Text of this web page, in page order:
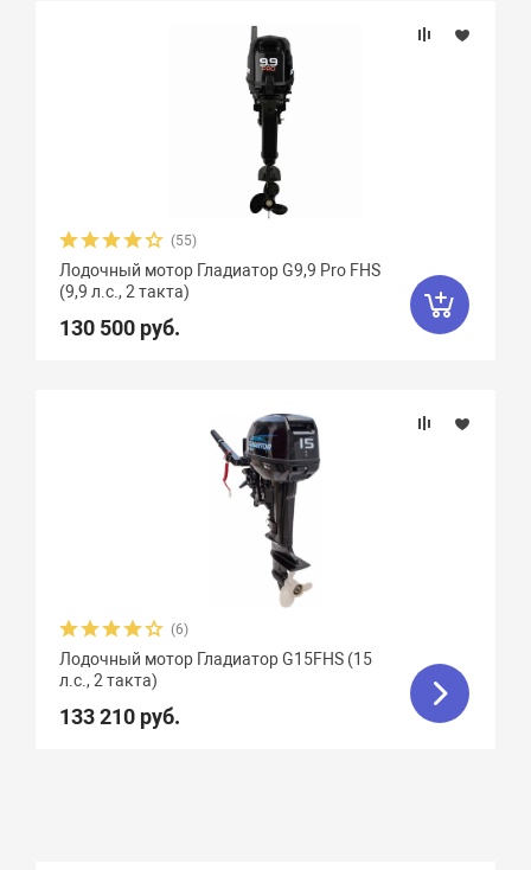
(55)
Лодочный мотор Гладиатор G9,9 Pro FHS
(9,9 л.с., 2 такта)
130 500 руб.
(6)
Лодочный мотор Гладиатор G15FHS (15
л.с., 2 такта)
133 210 руб.